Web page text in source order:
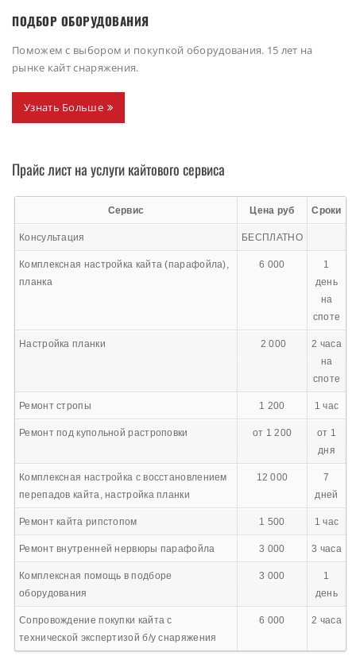
ПОДБОР ОБОРУДОВАНИЯ
Поможем с выбором и покупкой оборудования. 15 лет на
рынке кайт снаряжения.
Узнать Больше
Прайс лист на услуги кайтового сервиса
Сервис Цена руб Сроки
Консультация БЕСПЛАТНО
Комплексная настройка кайта (парафойла),
планка
6 000
1
день
на
споте
Настройка планки 2 000
2 часа
на
споте
Ремонт стропы 1 200 1 час
Ремонт под купольной растроповки от 1 200
от 1
дня
Комплексная настройка с восстановлением
перепадов кайта, настройка планки
12 000
7
дней
Ремонт кайта рипстопом 1 500 1 час
Ремонт внутренней нервюры парафойла 3 000 3 часа
Комплексная помощь в подборе
оборудования
3 000
1
день
Сопровождение покупки кайта с
технической экспертизой б/у снаряжения
6 000 2 часа